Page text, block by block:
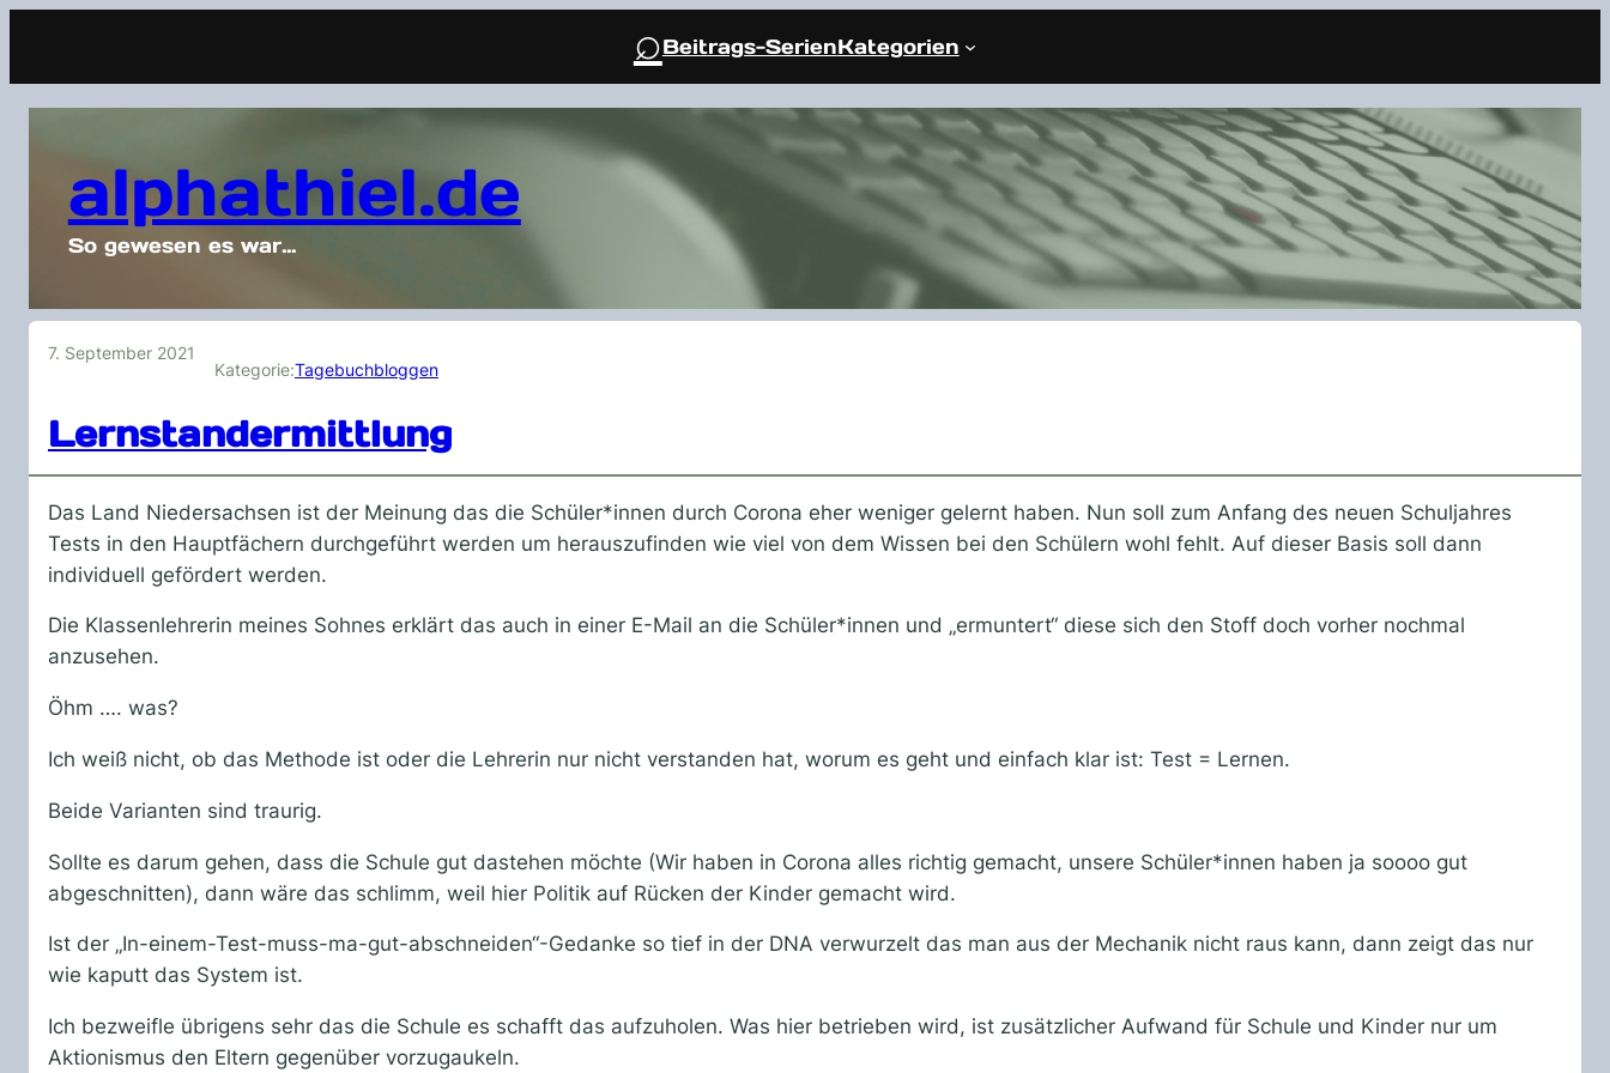
⌕Beitrags-SerienKategorien
alphathiel.de
So gewesen es war…
7. September 2021
Kategorie:Tagebuchbloggen
Lernstandermittlung
Das Land Niedersachsen ist der Meinung das die Schüler*innen durch Corona eher weniger gelernt haben. Nun soll zum Anfang des neuen Schuljahres
Tests in den Hauptfächern durchgeführt werden um herauszufinden wie viel von dem Wissen bei den Schülern wohl fehlt. Auf dieser Basis soll dann
individuell gefördert werden.
Die Klassenlehrerin meines Sohnes erklärt das auch in einer E-Mail an die Schüler*innen und „ermuntert“ diese sich den Stoff doch vorher nochmal
anzusehen.
Öhm …. was?
Ich weiß nicht, ob das Methode ist oder die Lehrerin nur nicht verstanden hat, worum es geht und einfach klar ist: Test = Lernen.
Beide Varianten sind traurig.
Sollte es darum gehen, dass die Schule gut dastehen möchte (Wir haben in Corona alles richtig gemacht, unsere Schüler*innen haben ja soooo gut
abgeschnitten), dann wäre das schlimm, weil hier Politik auf Rücken der Kinder gemacht wird.
Ist der „In-einem-Test-muss-ma-gut-abschneiden“-Gedanke so tief in der DNA verwurzelt das man aus der Mechanik nicht raus kann, dann zeigt das nur
wie kaputt das System ist.
Ich bezweifle übrigens sehr das die Schule es schafft das aufzuholen. Was hier betrieben wird, ist zusätzlicher Aufwand für Schule und Kinder nur um
Aktionismus den Eltern gegenüber vorzugaukeln.